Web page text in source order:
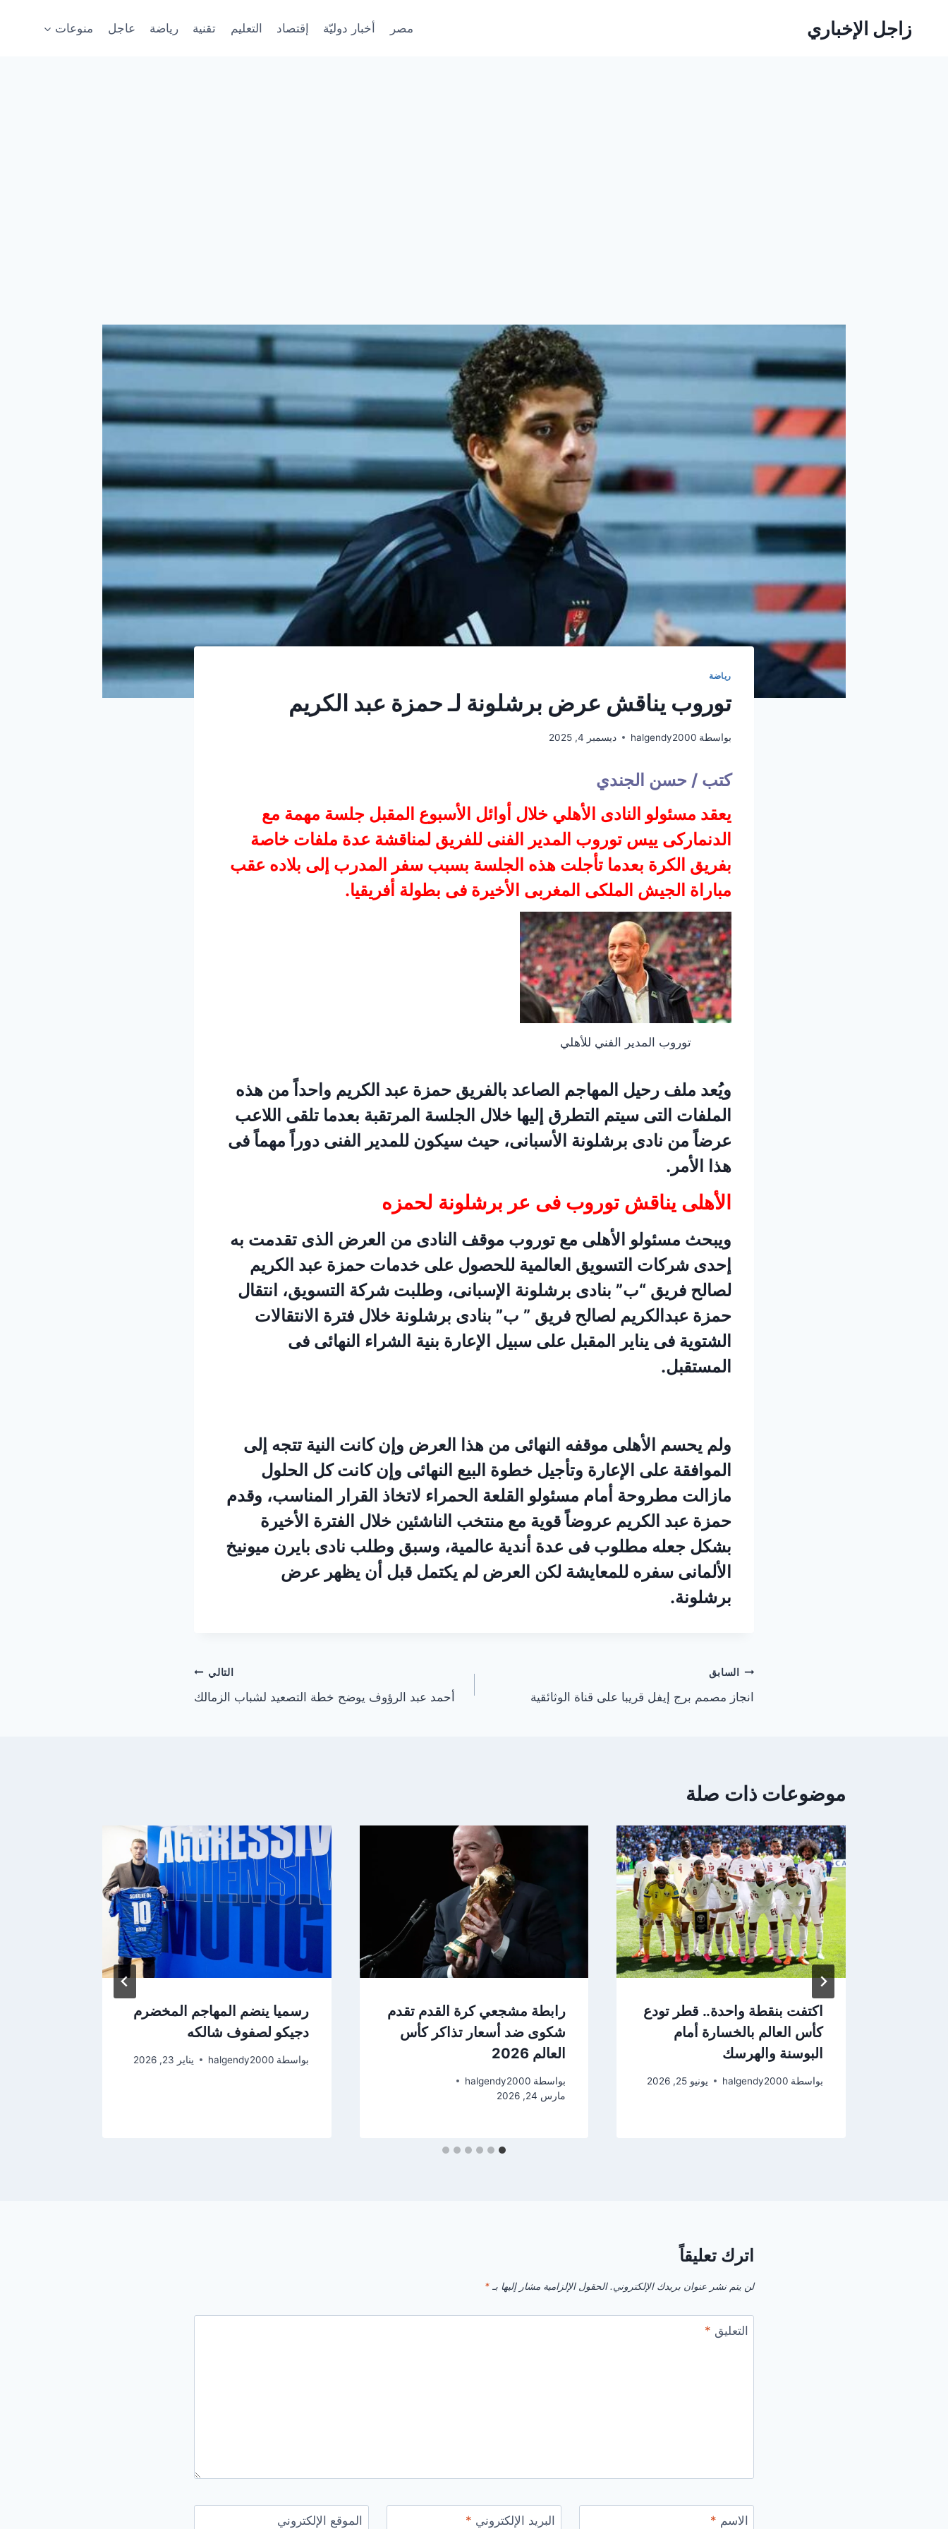
زاجل الإخباري مصر أخبار دوليّة إقتصاد التعليم تقنية رياضة عاجل منوعات
رياضة
توروب يناقش عرض برشلونة لـ حمزة عبد الكريم
بواسطة halgendy2000 ديسمبر 4, 2025
كتب / حسن الجندي
يعقد مسئولو النادى الأهلي خلال أوائل الأسبوع المقبل جلسة مهمة مع
الدنماركى ييس توروب المدير الفنى للفريق لمناقشة عدة ملفات خاصة
بفريق الكرة بعدما تأجلت هذه الجلسة بسبب سفر المدرب إلى بلاده عقب
مباراة الجيش الملكى المغربى الأخيرة فى بطولة أفريقيا.
توروب المدير الفني للأهلي
ويُعد ملف رحيل المهاجم الصاعد بالفريق حمزة عبد الكريم واحداً من هذه
الملفات التى سيتم التطرق إليها خلال الجلسة المرتقبة بعدما تلقى اللاعب
عرضاً من نادى برشلونة الأسبانى، حيث سيكون للمدير الفنى دوراً مهماً فى
هذا الأمر.
الأهلى يناقش توروب فى عر برشلونة لحمزه
ويبحث مسئولو الأهلى مع توروب موقف النادى من العرض الذى تقدمت به
إحدى شركات التسويق العالمية للحصول على خدمات حمزة عبد الكريم
لصالح فريق “ب” بنادى برشلونة الإسبانى، وطلبت شركة التسويق، انتقال
حمزة عبدالكريم لصالح فريق ” ب” بنادى برشلونة خلال فترة الانتقالات
الشتوية فى يناير المقبل على سبيل الإعارة بنية الشراء النهائى فى
المستقبل.
ولم يحسم الأهلى موقفه النهائى من هذا العرض وإن كانت النية تتجه إلى
الموافقة على الإعارة وتأجيل خطوة البيع النهائى وإن كانت كل الحلول
مازالت مطروحة أمام مسئولو القلعة الحمراء لاتخاذ القرار المناسب، وقدم
حمزة عبد الكريم عروضاً قوية مع منتخب الناشئين خلال الفترة الأخيرة
بشكل جعله مطلوب فى عدة أندية عالمية، وسبق وطلب نادى بايرن ميونيخ
الألمانى سفره للمعايشة لكن العرض لم يكتمل قبل أن يظهر عرض
برشلونة.
تصفّح
المقالات
السابق
انجاز مصمم برج إيفل قريبا على قناة الوثائقية
التالي
أحمد عبد الرؤوف يوضح خطة التصعيد لشباب الزمالك
موضوعات ذات صلة
اكتفت بنقطة واحدة.. قطر تودع
كأس العالم بالخسارة أمام
البوسنة والهرسك
بواسطة halgendy2000 يونيو 25, 2026
رابطة مشجعي كرة القدم تقدم
شكوى ضد أسعار تذاكر كأس
العالم 2026
بواسطة halgendy2000
مارس 24, 2026
رسميا ينضم المهاجم المخضرم
دجيكو لصفوف شالكه
بواسطة halgendy2000 يناير 23, 2026
اترك تعليقاً
لن يتم نشر عنوان بريدك الإلكتروني. الحقول الإلزامية مشار إليها بـ *
التعليق *
الاسم * البريد الإلكتروني * الموقع الإلكتروني